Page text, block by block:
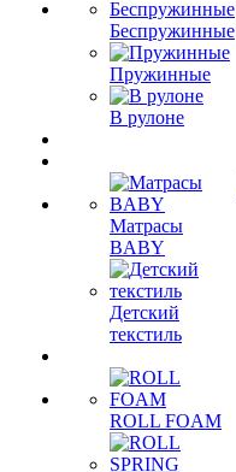
Беспружинные
Пружинные
В рулоне
Матрасы
BABY
Детский
текстиль
ROLL FOAM